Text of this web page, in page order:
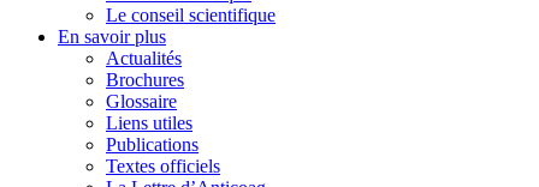
Le conseil scientifique
En savoir plus
Actualités
Brochures
Glossaire
Liens utiles
Publications
Textes officiels